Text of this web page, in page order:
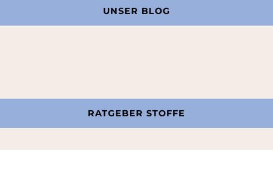
UNSER BLOG
RATGEBER STOFFE